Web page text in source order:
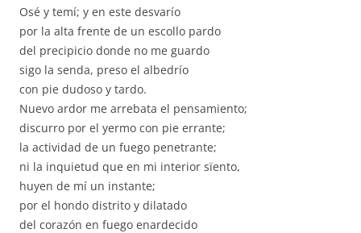
Osé y temí; y en este desvarío
por la alta frente de un escollo pardo
del precipicio donde no me guardo
sigo la senda, preso el albedrío
con pie dudoso y tardo.
Nuevo ardor me arrebata el pensamiento;
discurro por el yermo con pie errante;
la actividad de un fuego penetrante;
ni la inquietud que en mi interior sïento,
huyen de mí un instante;
por el hondo distrito y dilatado
del corazón en fuego enardecido